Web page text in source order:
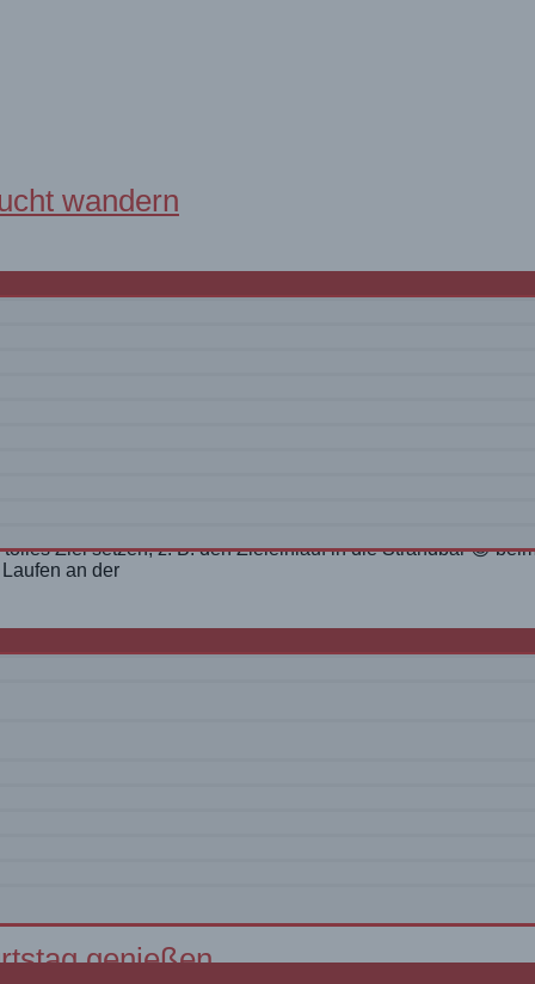
wandern
es wilder – besonders wenn die Greifvögel über einem
Motivation auf Kreta
Ziel setzen, z. B. den Zieleinlauf in die Strandbar 😉
an der
Kritsâs)
Schlucht. Komm mit Als Tour für Wolframs
Nähe von Agios Nikolaos liegt – unserer Homebase auf Kreta.
genießen